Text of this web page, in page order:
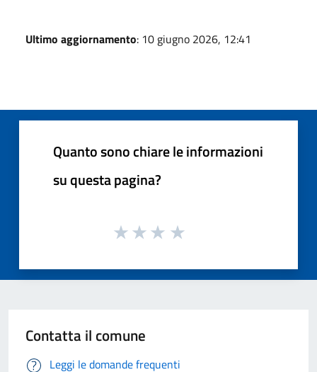
Ultimo aggiornamento: 10 giugno 2026, 12:41
Quanto sono chiare le informazioni
su questa pagina?
Contatta il comune
Leggi le domande frequenti